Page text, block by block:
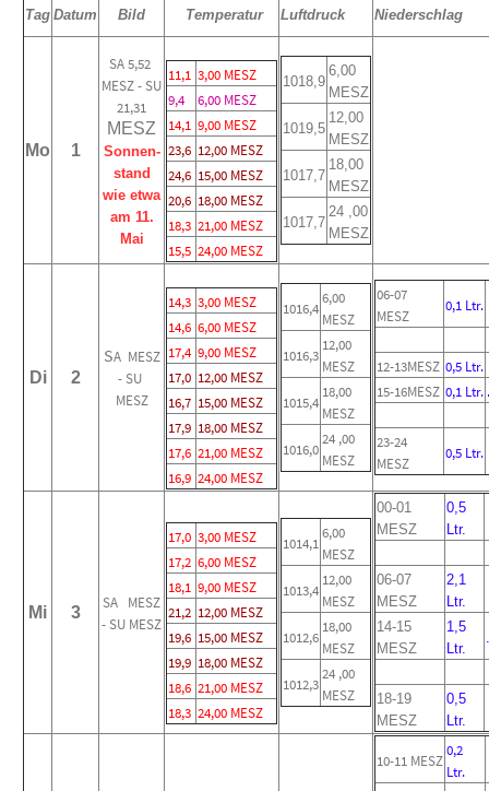
Tag Datum Bild Temperatur Luftdruck Niederschlag
Mo 1
SA 5,52
MESZ - SU
21,31
MESZ
Sonnen-
stand
wie etwa
am 11.
Mai
11,1 3,00 MESZ
9,4
6,00 MESZ
14,1 9,00 MESZ
23,6 12,00 MESZ
24,6 15,00 MESZ
20,6 18,00 MESZ
18,3 21,00 MESZ
15,5 24,00 MESZ
1018,9
6,00
MESZ
1019,5
12,00
MESZ
1017,7
18,00
MESZ
1017,7
24 ,00
MESZ
Di 2
SA MESZ
- SU
MESZ
14,3 3,00 MESZ
14,6 6,00 MESZ
17,4 9,00 MESZ
17,0 12,00 MESZ
16,7 15,00 MESZ
17,9 18,00 MESZ
17,6 21,00 MESZ
16,9 24,00 MESZ
1016,4
6,00
MESZ
1016,3
12,00
MESZ
1015,4
18,00
MESZ
1016,0
24 ,00
MESZ
06-07
MESZ
0,1 Ltr.
12-13MESZ 0,5 Ltr.
15-16MESZ 0,1 Ltr. .
23-24
MESZ
0,5 Ltr.
Mi 3
SA MESZ
- SU MESZ
17,0 3,00 MESZ
17,2 6,00 MESZ
18,1 9,00 MESZ
21,2 12,00 MESZ
19,6 15,00 MESZ
19,9 18,00 MESZ
18,6 21,00 MESZ
18,3 24,00 MESZ
1014,1
6,00
MESZ
1013,4
12,00
MESZ
1012,6
18,00
MESZ
1012,3
24 ,00
MESZ
00-01
MESZ
0,5
Ltr.
06-07
MESZ
2,1
Ltr.
14-15
MESZ
1,5
Ltr.
.
18-19
MESZ
0,5
Ltr.
10-11 MESZ
0,2
Ltr.